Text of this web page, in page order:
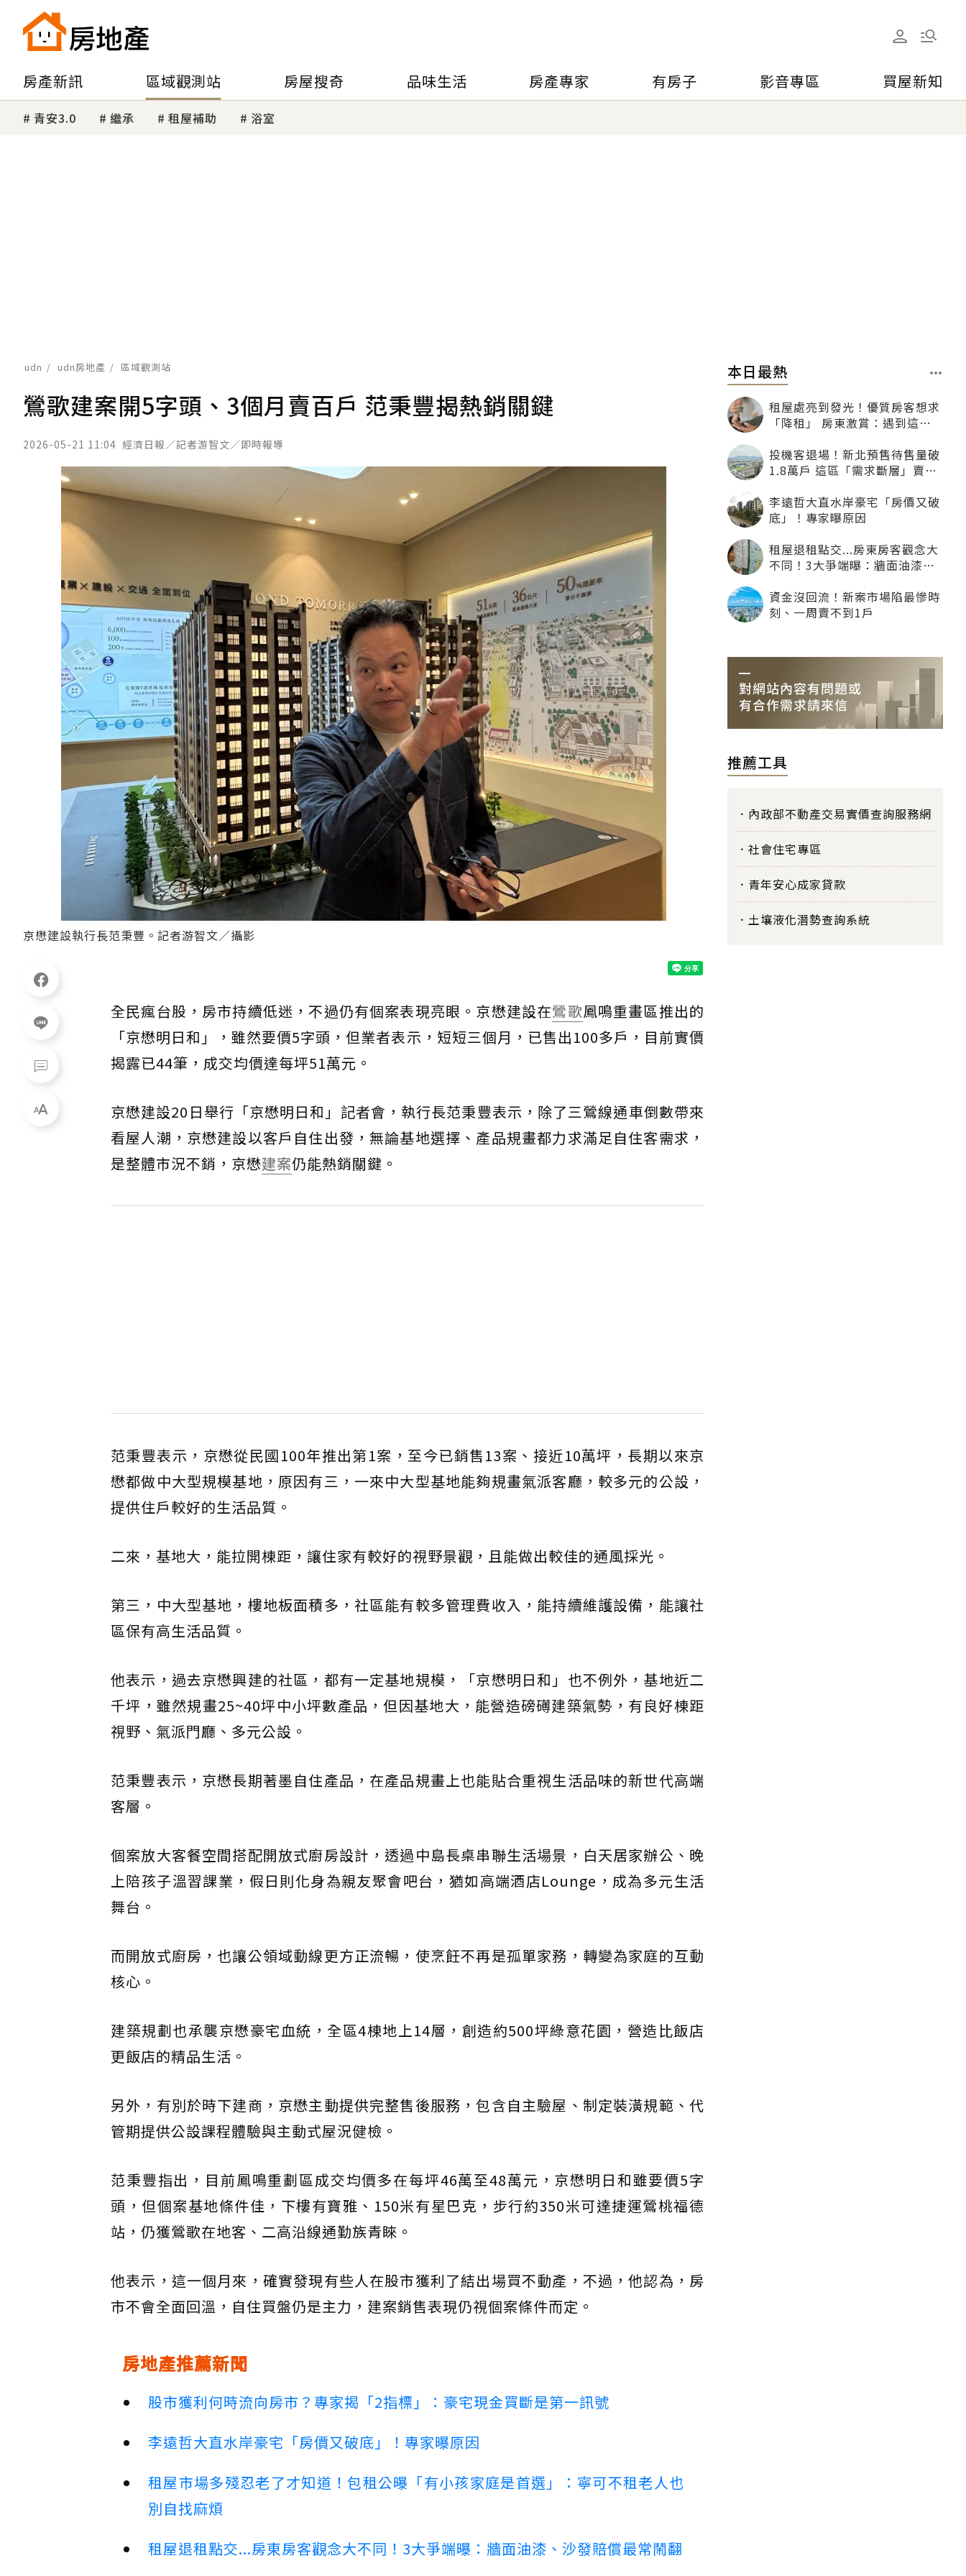
房產新訊 區域觀測站 房屋搜奇 品味生活 房產專家 有房子 影音專區 買屋新知
青安3.0 繼承 租屋補助 浴室
udn udn房地產 區域觀測站
鶯歌建案開5字頭、3個月賣百戶 范秉豐揭熱銷關鍵
2026-05-21 11:04 經濟日報／記者游智文／即時報導
京懋建設執行長范秉豐。記者游智文／攝影
全民瘋台股，房市持續低迷，不過仍有個案表現亮眼。京懋建設在鶯歌鳳鳴重畫區推出的
「京懋明日和」，雖然要價5字頭，但業者表示，短短三個月，已售出100多戶，目前實價
揭露已44筆，成交均價達每坪51萬元。
京懋建設20日舉行「京懋明日和」記者會，執行長范秉豐表示，除了三鶯線通車倒數帶來
看屋人潮，京懋建設以客戶自住出發，無論基地選擇、產品規畫都力求滿足自住客需求，
是整體市況不銷，京懋建案仍能熱銷關鍵。
范秉豐表示，京懋從民國100年推出第1案，至今已銷售13案、接近10萬坪，長期以來京
懋都做中大型規模基地，原因有三，一來中大型基地能夠規畫氣派客廳，較多元的公設，
提供住戶較好的生活品質。
二來，基地大，能拉開棟距，讓住家有較好的視野景觀，且能做出較佳的通風採光。
第三，中大型基地，樓地板面積多，社區能有較多管理費收入，能持續維護設備，能讓社
區保有高生活品質。
他表示，過去京懋興建的社區，都有一定基地規模，「京懋明日和」也不例外，基地近二
千坪，雖然規畫25~40坪中小坪數產品，但因基地大，能營造磅礡建築氣勢，有良好棟距
視野、氣派門廳、多元公設。
范秉豐表示，京懋長期著墨自住產品，在產品規畫上也能貼合重視生活品味的新世代高端
客層。
個案放大客餐空間搭配開放式廚房設計，透過中島長桌串聯生活場景，白天居家辦公、晚
上陪孩子溫習課業，假日則化身為親友聚會吧台，猶如高端酒店Lounge，成為多元生活
舞台。
而開放式廚房，也讓公領域動線更方正流暢，使烹飪不再是孤單家務，轉變為家庭的互動
核心。
建築規劃也承襲京懋豪宅血統，全區4棟地上14層，創造約500坪綠意花園，營造比飯店
更飯店的精品生活。
另外，有別於時下建商，京懋主動提供完整售後服務，包含自主驗屋、制定裝潢規範、代
管期提供公設課程體驗與主動式屋況健檢。
范秉豐指出，目前鳳鳴重劃區成交均價多在每坪46萬至48萬元，京懋明日和雖要價5字
頭，但個案基地條件佳，下樓有寶雅、150米有星巴克，步行約350米可達捷運鶯桃福德
站，仍獲鶯歌在地客、二高沿線通勤族青睞。
他表示，這一個月來，確實發現有些人在股市獲利了結出場買不動產，不過，他認為，房
市不會全面回溫，自住買盤仍是主力，建案銷售表現仍視個案條件而定。
房地產推薦新聞
股市獲利何時流向房市？專家揭「2指標」：豪宅現金買斷是第一訊號
李遠哲大直水岸豪宅「房價又破底」！專家曝原因
租屋市場多殘忍老了才知道！包租公曝「有小孩家庭是首選」：寧可不租老人也
別自找麻煩
租屋退租點交...房東房客觀念大不同！3大爭端曝：牆面油漆、沙發賠償最常鬧翻
本日最熱
租屋處亮到發光！優質房客想求
「降租」 房東激賞：遇到這種
投機客退場！新北預售待售量破
1.8萬戶 這區「需求斷層」賣壓
李遠哲大直水岸豪宅「房價又破
底」！專家曝原因
租屋退租點交...房東房客觀念大
不同！3大爭端曝：牆面油漆、
資金沒回流！新案市場陷最慘時
刻、一周賣不到1戶
推薦工具
內政部不動產交易實價查詢服務網
社會住宅專區
青年安心成家貸款
土壤液化潛勢查詢系統